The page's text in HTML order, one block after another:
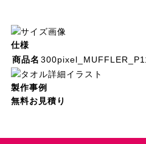
仕様
商品名
製作事例
無料お見積り